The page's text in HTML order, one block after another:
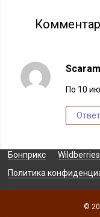
По 10
Бонприкс Wildberries
Политика
©